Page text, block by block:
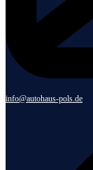
info@autohaus-pols.de